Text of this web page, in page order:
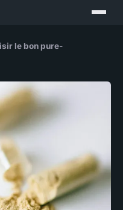
le bon pure-